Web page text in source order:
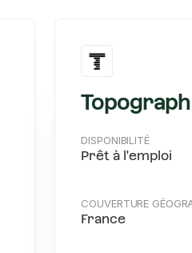
Topograph
DISPONIBILITÉ
Prêt à l'emploi
COUVERTURE
France